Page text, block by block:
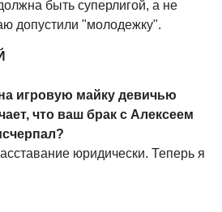
быть суперлигой, а не
допустили "молодежку".
игровую майку девичью
что ваш брак с Алексеем
юридически. Теперь я